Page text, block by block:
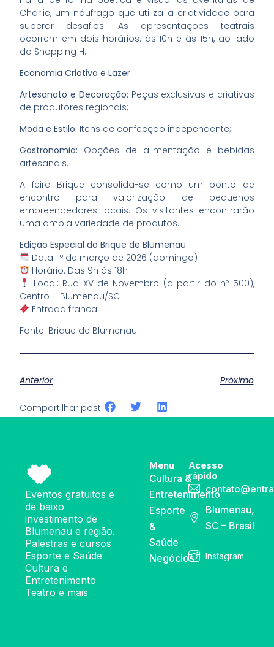
Charlie, um náufrago que utiliza a criatividade para
superar desafios. As apresentações teatrais
ocorrem em dois horários: às 10h e às 15h, ao lado
do Shopping H.
Economia Criativa e Lazer
Artesanato e Decoração: Peças exclusivas e criativas
de produtores regionais;
Moda e Estilo: Itens de confecção independente;
Gastronomia: Opções de alimentação e bebidas
artesanais.
A feira Brique consolida-se como um ponto de
encontro para valorização de pequenos
empreendedores locais. Os visitantes encontrarão
uma ampla variedade de produtos.
Edição Especial do Brique de Blumenau
Data: 1º de março de 2026 (domingo)
Horário: Das 9h às 18h
Local: Rua XV de Novembro (a partir do nº 500),
Centro – Blumenau/SC
Entrada franca
Fonte: Brique de Blumenau
Anterior Próximo
Compartilhar post:
Eventos gratuitos e
de baixo
investimento de
Blumenau e região.
Palestras e cursos
Esporte e Saúde
Cultura e
Entretenimento
Teatro e mais
Menu
Cultura &
Entretenimento
Esporte
&
Saúde
Negócios
Acesso
rápido
Blumenau,
SC – Brasil
Instagram